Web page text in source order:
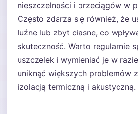
nieszczelności i przeciągów w
Często zdarza się również, że
luźne lub zbyt ciasne, co
skuteczność. Warto regularnie
uszczelek i wymieniać je w
uniknąć większych problemów
izolacją termiczną i akustyczną.